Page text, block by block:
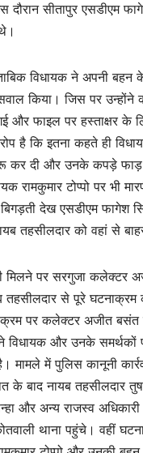
दौरान सीतापुर एसडीएम
विधायक ने अपनी
किया। जिस पर उन्होंने
और फाइल पर हस्ताक्षर के
है कि इतना कहते ही
कर दी और उनके कपड़े फाड़
रामकुमार टोप्पो पर भी
देख एसडीएम फागेश
तहसीलदार को वहां से
मिलने पर सरगुजा कलेक्टर
से पूरे घटनाक्रम
पर कलेक्टर अजीत बसंत
विधायक और उनके समर्थकों
मामले में पुलिस कानूनी
बाद नायब तहसीलदार
और अन्य राजस्व अधिकारी
थाना पहुंचे। वहीं